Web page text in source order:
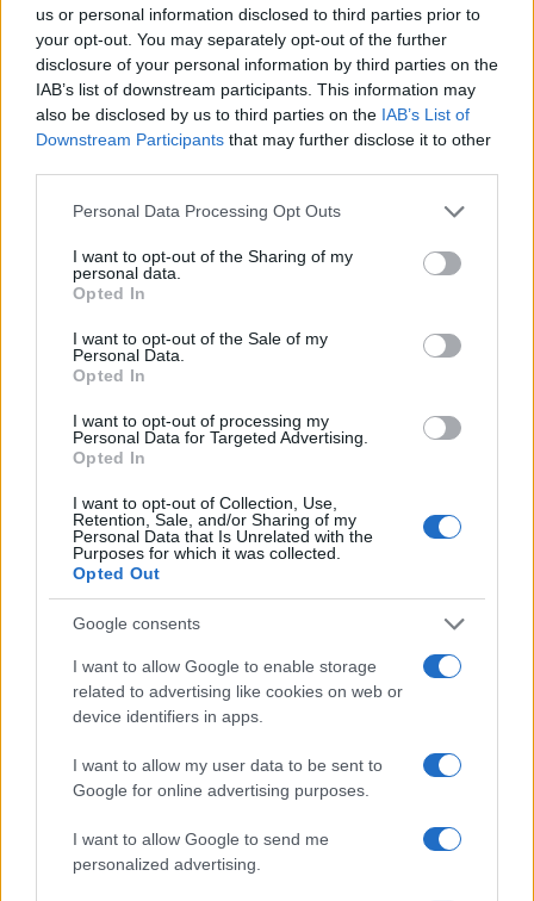
us or personal information disclosed to third parties prior to
your opt-out. You may separately opt-out of the further
disclosure of your personal information by third parties on the
IAB’s list of downstream participants. This information may
also be disclosed by us to third parties on the IAB’s List of
Downstream Participants that may further disclose it to other
Please note that this website/app uses one or more Google
not limited to your visit or usage behaviour. You may click to
grant or deny consent to Google and its third-party tags to
use your data for below specified purposes in below Google
consent section.
Personal Data Processing Opt Outs
I want to opt-out of the Sharing of my
personal data.
Opted In
I want to opt-out of the Sale of my
Personal Data.
Opted In
I want to opt-out of processing my
Personal Data for Targeted Advertising.
Opted In
I want to opt-out of Collection, Use,
Retention, Sale, and/or Sharing of my
Personal Data that Is Unrelated with the
Purposes for which it was collected.
Opted Out
Google consents
I want to allow Google to enable storage
related to advertising like cookies on web or
device identifiers in apps.
I want to allow my user data to be sent to
Google for online advertising purposes.
I want to allow Google to send me
personalized advertising.
AUTORE
AiAdhubMedia
Continua a leggere